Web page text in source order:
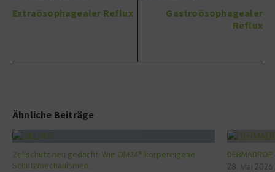
Extraösophagealer Reflux
Gastroösophagealer
Reflux
Ähnliche Beiträge
Zellschutz neu gedacht: Wie OM24® körpereigene
Schutzmechanismen ...
28. Mai 2026